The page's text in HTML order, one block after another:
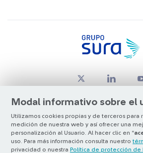
Modal informativo sobre el
Utilizamos cookies propias y de terceros para
medición de nuestra web y así ofrecer una
personalización al Usuario. Al hacer clic en “
uso. Para más información consulta nuestro
privacidad o nuestra Política de protección de
© Copyright Grupo SURA